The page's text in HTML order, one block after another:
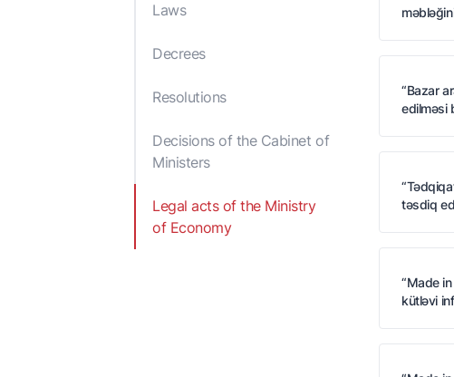
Decisions of the Cabinet of
Republic of Azerbaijan
Laws
Decrees
Resolutions
Decisions of the Cabinet of
Ministers
Legal acts of the Ministry
of Economy
“Bazar
edilməsi
təsdiq
“Made
kütləvi